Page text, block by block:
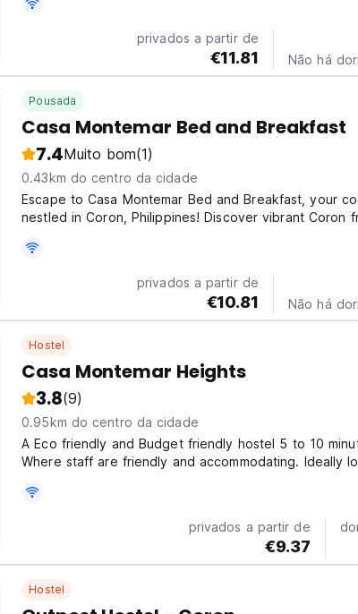
language)
privados a partir de
€11.81 Não há
Pousada
Casa Montemar Bed and Breakfast
7.4Muito bom(1)
0.43km do centro da cidade
Escape to Casa Montemar Bed and Breakfast, your
nestled in Coron, Philippines! Discover vibrant Coron
after a day exploring the stunning lagoons and
privados a partir de
€10.81 Não há
Hostel
Casa Montemar Heights
3.8(9)
0.95km do centro da cidade
A Eco friendly and Budget friendly hostel 5 to 10
Where staff are friendly and accommodating. Ideally
mountain views, this accommodation provides...
privados a partir de
€9.37
Hostel